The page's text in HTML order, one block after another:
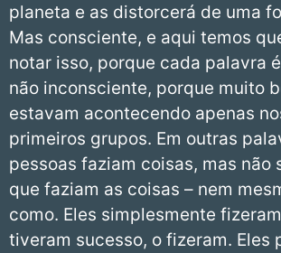
planeta e as distorcerá de uma
Mas consciente, e aqui temos
notar isso, porque cada palavra
não inconsciente, porque muito
estavam acontecendo apenas
primeiros grupos. Em outras
pessoas faziam coisas, mas não
que faziam as coisas – nem
como. Eles simplesmente
tiveram sucesso, o fizeram. Eles